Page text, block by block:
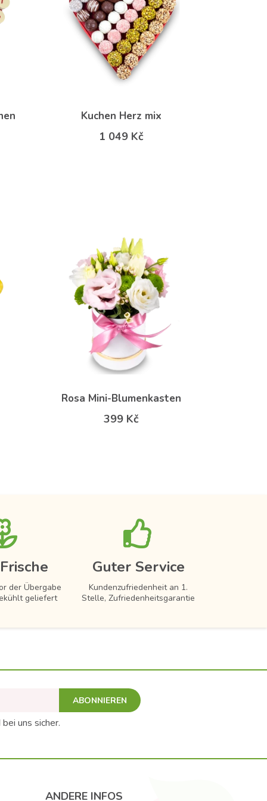
Kuchen Herz mix
1 049 Kč
Rosa Mini-Blumenkasten
399 Kč
der Übergabe
geliefert
Guter Service
Kundenzufriedenheit an 1.
Stelle, Zufriedenheitsgarantie
ABONNIEREN
bei uns sicher.
ANDERE INFOS